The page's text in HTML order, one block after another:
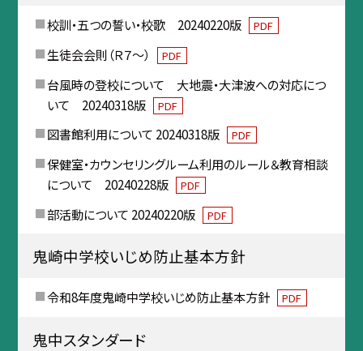
校訓・五つの誓い・校歌 20240220版 PDF
生徒会会則（Ｒ７～） PDF
台風時の登校について 大地震・大津波への対応につ
いて 20240318版
PDF
図書館利用について 20240318版 PDF
保健室・カウンセリングルーム利用のルール＆教育相談
について 20240228版
PDF
部活動について 20240220版 PDF
鬼崎中学校いじめ防止基本方針
令和8年度鬼崎中学校いじめ防止基本方針 PDF
鬼中スタンダード